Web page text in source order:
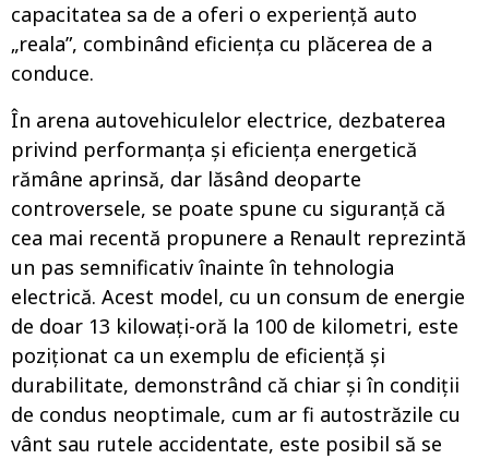
capacitatea sa de a oferi o experiență auto
„reala”, combinând eficiența cu plăcerea de a
conduce.
În arena autovehiculelor electrice, dezbaterea
privind performanța și eficiența energetică
rămâne aprinsă, dar lăsând deoparte
controversele, se poate spune cu siguranță că
cea mai recentă propunere a Renault reprezintă
un pas semnificativ înainte în tehnologia
electrică. Acest model, cu un consum de energie
de doar 13 kilowați-oră la 100 de kilometri, este
poziționat ca un exemplu de eficiență și
durabilitate, demonstrând că chiar și în condiții
de condus neoptimale, cum ar fi autostrăzile cu
vânt sau rutele accidentate, este posibil să se